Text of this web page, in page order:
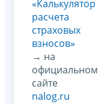
«Калькулятор
расчета
страховых
взносов»
→ на
официальном
сайте
nalog.ru